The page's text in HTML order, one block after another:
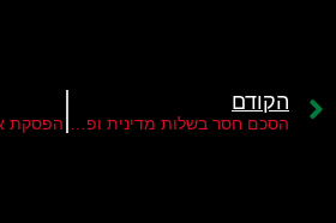
הקודם
הסכם חסר בשלות מדינית ופוליטית הפסקת